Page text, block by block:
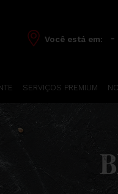
Você está em: -
SERVIÇOS PREMIUM